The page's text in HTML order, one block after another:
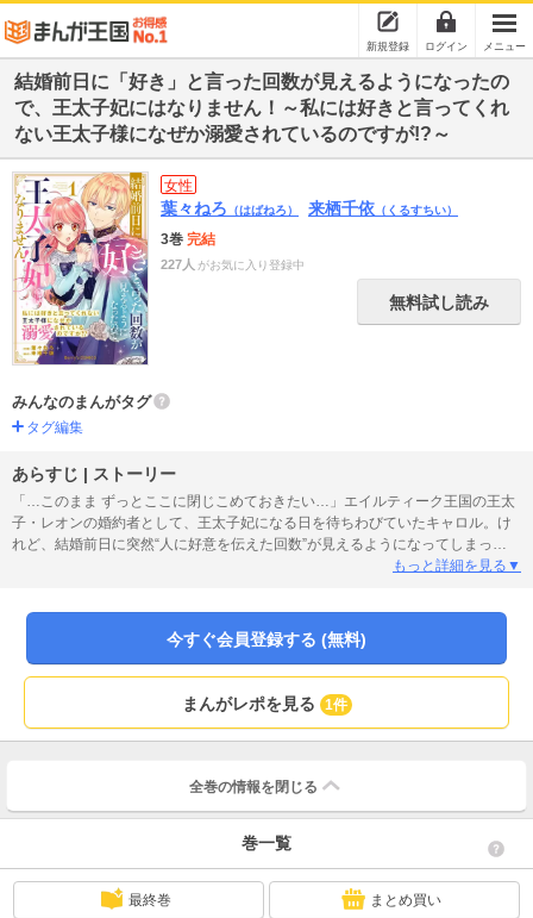
新規登録 ログイン メニュー
結婚前日に「好き」と言った回数が見えるようになったの
で、王太子妃にはなりません！～私には好きと言ってくれ
ない王太子様になぜか溺愛されているのですが!?～
女性
葉々ねろ （はばねろ） 来栖千依 （くるすちい）
3巻 完結
227人 がお気に入り登録中
無料試し読み
みんなのまんがタグ
タグ編集
あらすじ | ストーリー
「…このまま ずっとここに閉じこめておきたい…」エイルティーク王国の王太
子・レオンの婚約者として、王太子妃になる日を待ちわびていたキャロル。け
れど、結婚前日に突然“人に好意を伝えた回数”が見えるようになってしまっ
た…！しかも、レオンから愛の言葉を言われた覚えがないのに彼の数値はカン
たレオンに連れ戻され、なぜか溺愛モードが始まり――!?愛が重ためな王太子×
婚約破棄したい公爵令嬢の溺愛ラブファンタジー！(この作品は電子コミック誌
もっと詳細を見る▼
今すぐ会員登録する (無料)
まんがレポを見る 1件
全巻の情報を 閉じる
巻一覧
最終巻 まとめ買い